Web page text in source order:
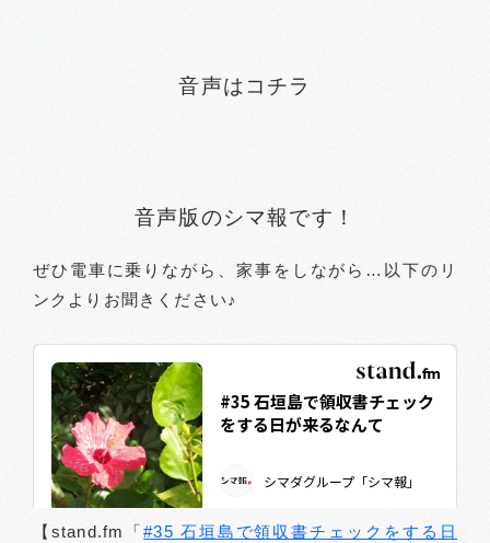
音声はコチラ
音声版のシマ報です！
ぜひ電車に乗りながら、家事をしながら…以下のリ
ンクよりお聞きください♪
【stand.fm「#35 石垣島で領収書チェックをする日